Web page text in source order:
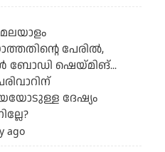
പേരില്‍,
ബോഡി ഷെയ്മിങ്...
ദേഷ്യം
ago